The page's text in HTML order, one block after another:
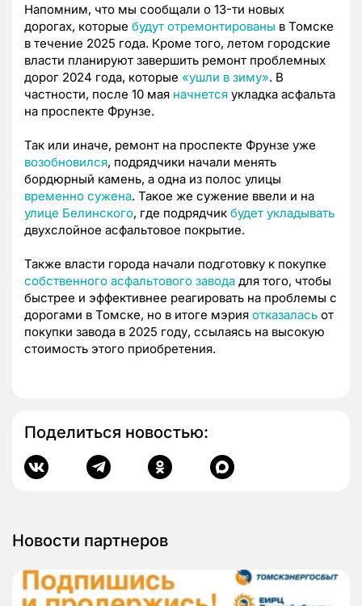
Напомним, что мы сообщали о 13-ти новых
дорогах, которые будут отремонтированы в Томске
в течение 2025 года. Кроме того, летом городские
власти планируют завершить ремонт проблемных
дорог 2024 года, которые «ушли в зиму». В
частности, после 10 мая начнется укладка асфальта
на проспекте Фрунзе.
Так или иначе, ремонт на проспекте Фрунзе уже
возобновился, подрядчики начали менять
бордюрный камень, а одна из полос улицы
временно сужена. Такое же сужение ввели и на
улице Белинского, где подрядчик будет укладывать
двухслойное асфальтовое покрытие.
Также власти города начали подготовку к покупке
собственного асфальтового завода для того, чтобы
быстрее и эффективнее реагировать на проблемы с
дорогами в Томске, но в итоге мэрия отказалась от
покупки завода в 2025 году, ссылаясь на высокую
стоимость этого приобретения.
Поделиться новостью:
Новости партнеров